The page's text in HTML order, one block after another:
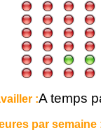
:A temps
par semaine